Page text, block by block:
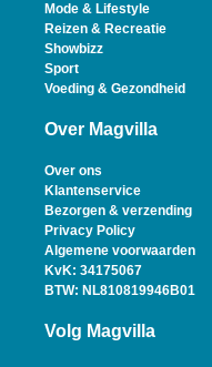
Mode & Lifestyle
Reizen & Recreatie
Showbizz
Sport
Voeding & Gezondheid
Over Magvilla
Over ons
Klantenservice
Bezorgen & verzending
Privacy Policy
Algemene voorwaarden
KvK: 34175067
BTW: NL810819946B01
Volg Magvilla